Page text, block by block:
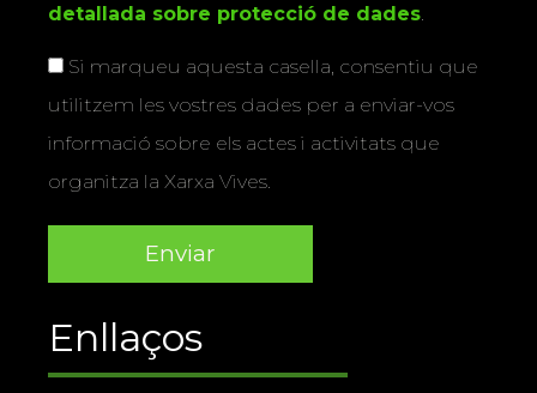
detallada sobre protecció de dades.
Si marqueu aquesta casella, consentiu que
utilitzem les vostres dades per a enviar-vos
informació sobre els actes i activitats que
organitza la Xarxa Vives.
Enllaços